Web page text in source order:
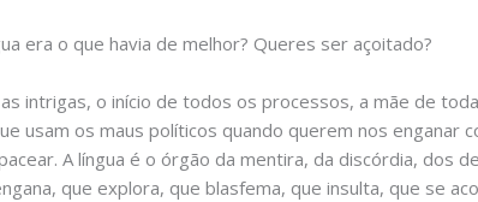
era o que havia de melhor? Queres ser açoitado?
intrigas, o início de todos os processos, a mãe de
usam os maus políticos quando querem nos enganar
A língua é o órgão da mentira, da discórdia, dos
que explora, que blasfema, que insulta, que se